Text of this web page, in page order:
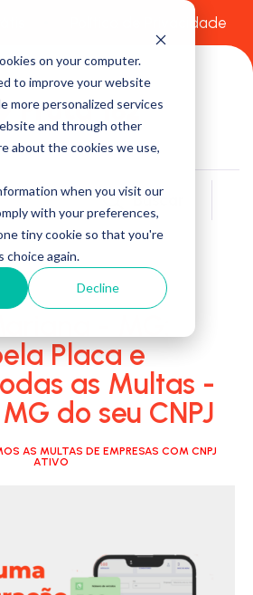
on your computer.
to improve your website
more personalized services
and through other
about the cookies we use,
when you visit our
with your preferences,
tiny cookie so that you're
choice again.
Decline
Política de Privacidade
Buscar
Placa e
as Multas -
do seu CNPJ
AS MULTAS DE EMPRESAS COM CNPJ
ATIVO